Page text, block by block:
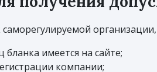
бланка имеется на сайте;
компании;